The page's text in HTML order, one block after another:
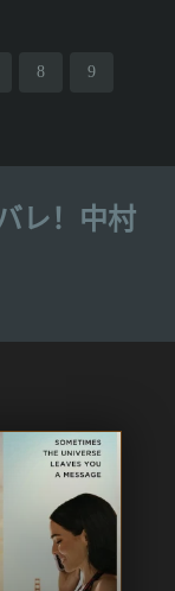
8 9
レ！中村